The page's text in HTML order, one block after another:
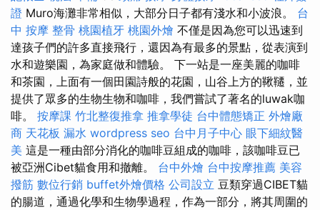
證 Muro海灘非常相似，大部分日子都有淺水和小波浪。 台
中 按摩 整骨 桃園植牙 桃園外燴 不僅是因為您可以迅速到
達孩子們的許多直接飛行，還因為有最多的景點，從表演到
水和遊樂園，為家庭做和體驗。 下一站是一座美麗的咖啡
和茶園，上面有一個田園詩般的花園，山谷上方的鞦韆，並
提供了眾多的生物生物和咖啡，我們嘗試了著名的luwak咖
啡。 按摩課 竹北整復推拿 推拿學徒 台中體態矯正 外燴廠
商 天花板 漏水 wordpress seo 台中月子中心 眼下細紋醫
美 這是一種由部分消化的咖啡豆組成的咖啡，該咖啡豆已
被亞洲Cibet貓食用和撤離。 台中外燴 台中按摩推薦 美容
撥筋 數位行銷 buffet外燴價格 公司設立 豆類穿過CIBET貓
的腸道，通過化學和生物學過程，作為一部分，將其周圍的